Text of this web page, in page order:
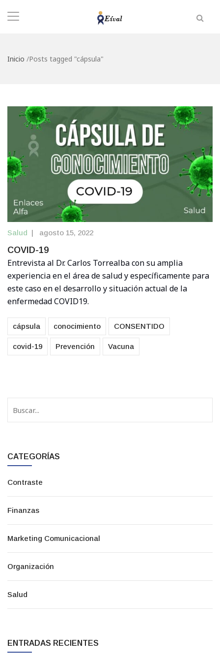
Inicio /Posts tagged "cápsula"
Salud agosto 15, 2022
COVID-19
Entrevista al Dr. Carlos Torrealba con su amplia
experiencia en el área de salud y específicamente para
este caso en el desarrollo y situación actual de la
enfermedad COVID19.
cápsula conocimiento CONSENTIDO
covid-19 Prevención Vacuna
CATEGORÍAS
Contraste
Finanzas
Marketing Comunicacional
Organización
Salud
ENTRADAS RECIENTES